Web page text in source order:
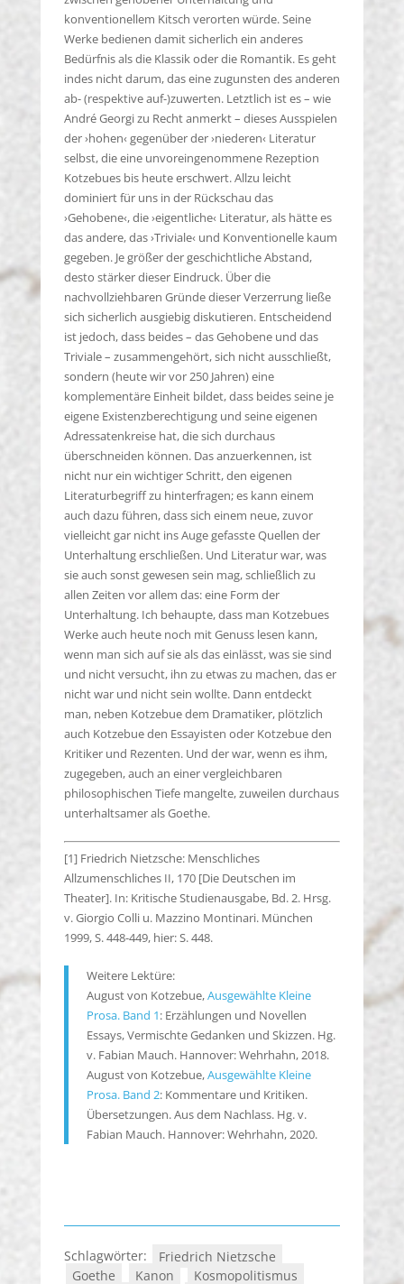
konventionellem Kitsch verorten würde. Seine
Werke bedienen damit sicherlich ein anderes
Bedürfnis als die Klassik oder die Romantik. Es geht
indes nicht darum, das eine zugunsten des anderen
ab- (respektive auf-)zuwerten. Letztlich ist es – wie
André Georgi zu Recht anmerkt – dieses Ausspielen
der ›hohen‹ gegenüber der ›niederen‹ Literatur
selbst, die eine unvoreingenommene Rezeption
Kotzebues bis heute erschwert. Allzu leicht
dominiert für uns in der Rückschau das
›Gehobene‹, die ›eigentliche‹ Literatur, als hätte es
das andere, das ›Triviale‹ und Konventionelle kaum
gegeben. Je größer der geschichtliche Abstand,
desto stärker dieser Eindruck. Über die
nachvollziehbaren Gründe dieser Verzerrung ließe
sich sicherlich ausgiebig diskutieren. Entscheidend
ist jedoch, dass beides – das Gehobene und das
Triviale – zusammengehört, sich nicht ausschließt,
sondern (heute wir vor 250 Jahren) eine
komplementäre Einheit bildet, dass beides seine je
eigene Existenzberechtigung und seine eigenen
Adressatenkreise hat, die sich durchaus
überschneiden können. Das anzuerkennen, ist
nicht nur ein wichtiger Schritt, den eigenen
Literaturbegriff zu hinterfragen; es kann einem
auch dazu führen, dass sich einem neue, zuvor
vielleicht gar nicht ins Auge gefasste Quellen der
Unterhaltung erschließen. Und Literatur war, was
sie auch sonst gewesen sein mag, schließlich zu
allen Zeiten vor allem das: eine Form der
Unterhaltung. Ich behaupte, dass man Kotzebues
Werke auch heute noch mit Genuss lesen kann,
wenn man sich auf sie als das einlässt, was sie sind
und nicht versucht, ihn zu etwas zu machen, das er
nicht war und nicht sein wollte. Dann entdeckt
man, neben Kotzebue dem Dramatiker, plötzlich
auch Kotzebue den Essayisten oder Kotzebue den
Kritiker und Rezenten. Und der war, wenn es ihm,
zugegeben, auch an einer vergleichbaren
philosophischen Tiefe mangelte, zuweilen durchaus
unterhaltsamer als Goethe.
[1] Friedrich Nietzsche: Menschliches
Allzumenschliches II, 170 [Die Deutschen im
Theater]. In: Kritische Studienausgabe, Bd. 2. Hrsg.
v. Giorgio Colli u. Mazzino Montinari. München
1999, S. 448-449, hier: S. 448.
Weitere Lektüre:
August von Kotzebue,Ausgewählte Kleine
Prosa. Band 1: Erzählungen und Novellen
Essays, Vermischte Gedanken und Skizzen. Hg.
v. Fabian Mauch. Hannover: Wehrhahn, 2018.
August von Kotzebue,Ausgewählte Kleine
Prosa. Band 2: Kommentare und Kritiken.
Übersetzungen. Aus dem Nachlass. Hg. v.
Fabian Mauch. Hannover: Wehrhahn, 2020.
Schlagwörter:
Friedrich Nietzsche
Goethe
Kanon
Kosmopolitismus